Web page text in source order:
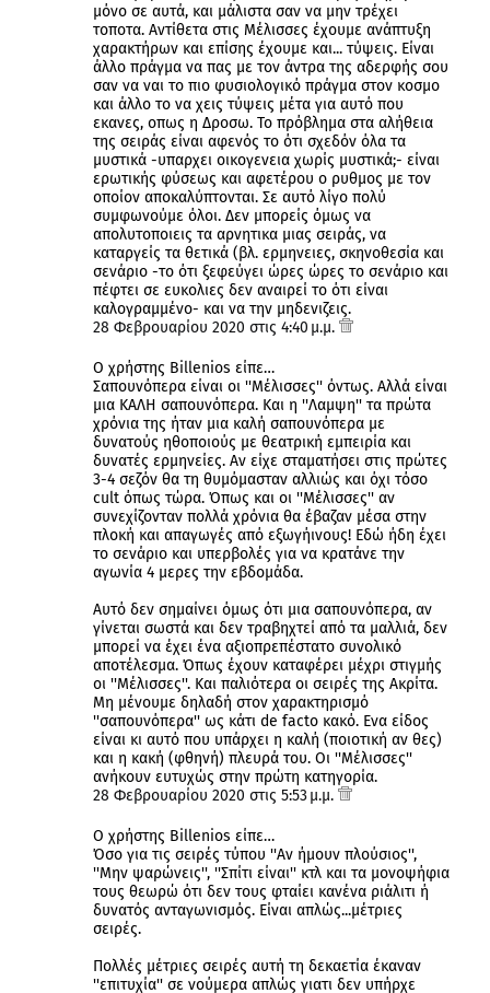
μόνο σε αυτά, και μάλιστα σαν να μην τρέχει
τοποτα. Αντίθετα στις Μέλισσες έχουμε ανάπτυξη
χαρακτήρων και επίσης έχουμε και... τύψεις. Είναι
άλλο πράγμα να πας με τον άντρα της αδερφής σου
σαν να ναι το πιο φυσιολογικό πράγμα στον κοσμο
και άλλο το να χεις τύψεις μέτα για αυτό που
εκανες, οπως η Δροσω. Το πρόβλημα στα αλήθεια
της σειράς είναι αφενός το ότι σχεδόν όλα τα
μυστικά -υπαρχει οικογενεια χωρίς μυστικά;- είναι
ερωτικής φύσεως και αφετέρου ο ρυθμος με τον
οποίον αποκαλύπτονται. Σε αυτό λίγο πολύ
συμφωνούμε όλοι. Δεν μπορείς όμως να
απολυτοποιεις τα αρνητικα μιας σειράς, να
καταργείς τα θετικά (βλ. ερμηνειες, σκηνοθεσία και
σενάριο -το ότι ξεφεύγει ώρες ώρες το σενάριο και
πέφτει σε ευκολιες δεν αναιρεί το ότι είναι
καλογραμμένο- και να την μηδενιζεις.
28 Φεβρουαρίου 2020 στις 4:40 μ.μ.
Ο χρήστης Billenios είπε…
Σαπουνόπερα είναι οι ''Μέλισσες'' όντως. Αλλά είναι
μια ΚΑΛΗ σαπουνόπερα. Και η ''Λαμψη'' τα πρώτα
χρόνια της ήταν μια καλή σαπουνόπερα με
δυνατούς ηθοποιούς με θεατρική εμπειρία και
δυνατές ερμηνείες. Αν είχε σταματήσει στις πρώτες
3-4 σεζόν θα τη θυμόμασταν αλλιώς και όχι τόσο
cult όπως τώρα. Όπως και οι ''Μέλισσες'' αν
συνεχίζονταν πολλά χρόνια θα έβαζαν μέσα στην
πλοκή και απαγωγές από εξωγήινους! Εδώ ήδη έχει
το σενάριο και υπερβολές για να κρατάνε την
αγωνία 4 μερες την εβδομάδα.
Αυτό δεν σημαίνει όμως ότι μια σαπουνόπερα, αν
γίνεται σωστά και δεν τραβηχτεί από τα μαλλιά, δεν
μπορεί να έχει ένα αξιοπρεπέστατο συνολικό
αποτέλεσμα. Όπως έχουν καταφέρει μέχρι στιγμής
οι ''Μέλισσες''. Και παλιότερα οι σειρές της Ακρίτα.
Μη μένουμε δηλαδή στον χαρακτηρισμό
''σαπουνόπερα'' ως κάτι de facto κακό. Ενα είδος
είναι κι αυτό που υπάρχει η καλή (ποιοτική αν θες)
και η κακή (φθηνή) πλευρά του. Οι ''Μέλισσες''
ανήκουν ευτυχώς στην πρώτη κατηγορία.
28 Φεβρουαρίου 2020 στις 5:53 μ.μ.
Ο χρήστης Billenios είπε…
Όσο για τις σειρές τύπου ''Αν ήμουν πλούσιος'',
''Μην ψαρώνεις'', ''Σπίτι είναι'' κτλ και τα μονοψήφια
τους θεωρώ ότι δεν τους φταίει κανένα ριάλιτι ή
δυνατός ανταγωνισμός. Είναι απλώς...μέτριες
σειρές.
Πολλές μέτριες σειρές αυτή τη δεκαετία έκαναν
''επιτυχία'' σε νούμερα απλώς γιατι δεν υπήρχε